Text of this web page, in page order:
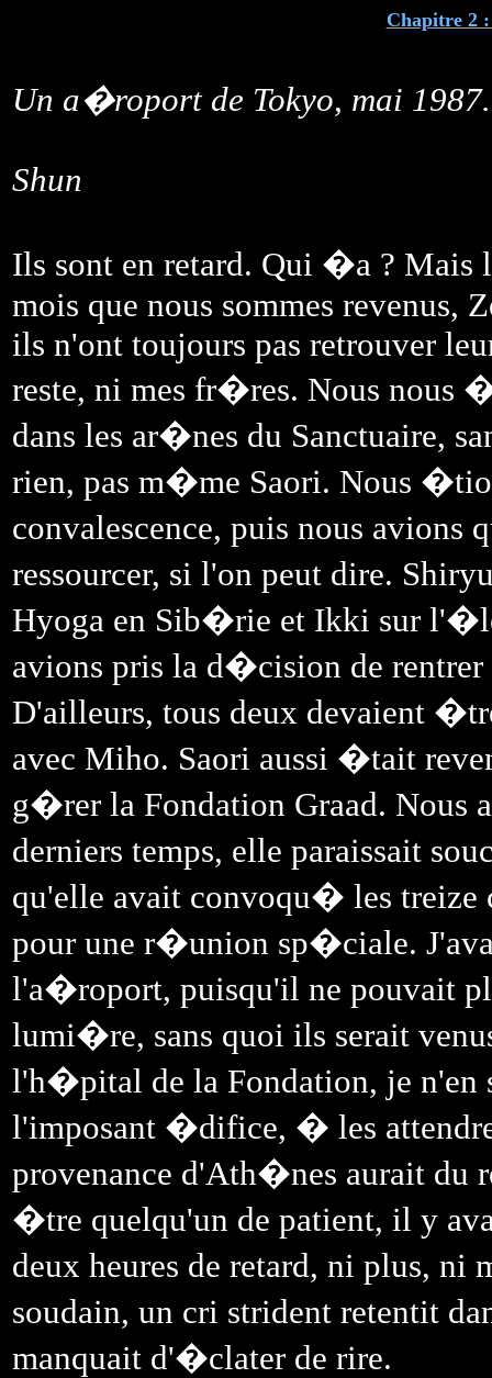
Chapitre 2
Un a�roport de Tokyo, mai 1987.
Shun
Ils sont en retard. Qui �a ? Mais
mois que nous sommes revenus,
ils n'ont toujours pas retrouver
reste, ni mes fr�res. Nous nous
dans les ar�nes du Sanctuaire,
rien, pas m�me Saori. Nous
convalescence, puis nous
ressourcer, si l'on peut dire.
Hyoga en Sib�rie et Ikki sur
avions pris la d�cision de rentrer
D'ailleurs, tous deux devaient
avec Miho. Saori aussi �tait
g�rer la Fondation Graad. Nous
derniers temps, elle paraissait
qu'elle avait convoqu� les treize
pour une r�union sp�ciale.
l'a�roport, puisqu'il ne pouvait
lumi�re, sans quoi ils serait
l'h�pital de la Fondation, je
l'imposant �difice, � les
provenance d'Ath�nes aurait du
�tre quelqu'un de patient, il y
deux heures de retard, ni plus,
soudain, un cri strident retentit
manquait d'�clater de rire.